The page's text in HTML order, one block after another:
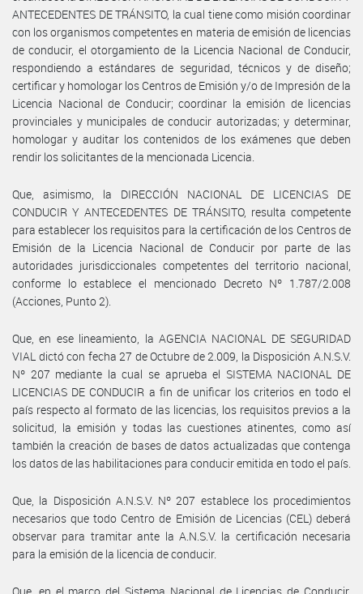
ANTECEDENTES DE TRÁNSITO, la cual tiene como misión coordinar
con los organismos competentes en materia de emisión de licencias
de conducir, el otorgamiento de la Licencia Nacional de Conducir,
respondiendo a estándares de seguridad, técnicos y de diseño;
certificar y homologar los Centros de Emisión y/o de Impresión de la
Licencia Nacional de Conducir; coordinar la emisión de licencias
provinciales y municipales de conducir autorizadas; y determinar,
homologar y auditar los contenidos de los exámenes que deben
rendir los solicitantes de la mencionada Licencia.
Que, asimismo, la DIRECCIÓN NACIONAL DE LICENCIAS DE
CONDUCIR Y ANTECEDENTES DE TRÁNSITO, resulta competente
para establecer los requisitos para la certificación de los Centros de
Emisión de la Licencia Nacional de Conducir por parte de las
autoridades jurisdiccionales competentes del territorio nacional,
conforme lo establece el mencionado Decreto Nº 1.787/2.008
(Acciones, Punto 2).
Que, en ese lineamiento, la AGENCIA NACIONAL DE SEGURIDAD
VIAL dictó con fecha 27 de Octubre de 2.009, la Disposición A.N.S.V.
Nº 207 mediante la cual se aprueba el SISTEMA NACIONAL DE
LICENCIAS DE CONDUCIR a fin de unificar los criterios en todo el
país respecto al formato de las licencias, los requisitos previos a la
solicitud, la emisión y todas las cuestiones atinentes, como así
también la creación de bases de datos actualizadas que contenga
los datos de las habilitaciones para conducir emitida en todo el país.
Que, la Disposición A.N.S.V. Nº 207 establece los procedimientos
necesarios que todo Centro de Emisión de Licencias (CEL) deberá
observar para tramitar ante la A.N.S.V. la certificación necesaria
para la emisión de la licencia de conducir.
Que, en el marco del Sistema Nacional de Licencias de Conducir,